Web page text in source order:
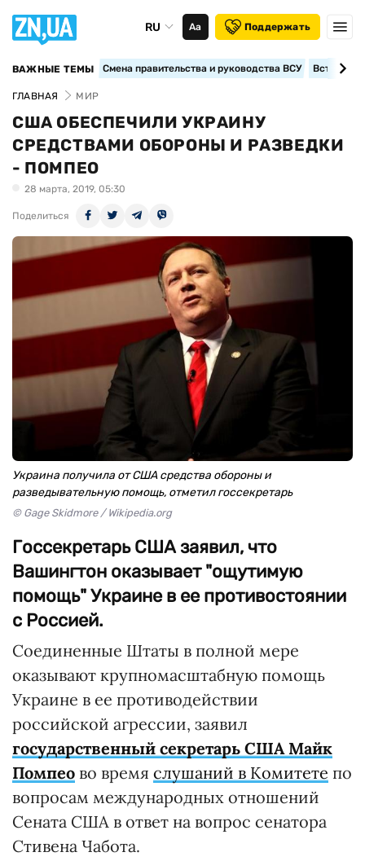
RU Аа Поддержать
ВАЖНЫЕ ТЕМЫ Смена правительства и руководства ВСУ
ГЛАВНАЯ МИР
США ОБЕСПЕЧИЛИ УКРАИНУ
СРЕДСТВАМИ ОБОРОНЫ И РАЗВЕДКИ
- ПОМПЕО
28 марта, 2019, 05:30
Поделиться
Украина получила от США средства обороны и
разведывательную помощь, отметил госсекретарь
© Gage Skidmore / Wikipedia.org
Госсекретарь США заявил, что
Вашингтон оказывает "ощутимую
помощь" Украине в ее противостоянии
с Россией.
Соединенные Штаты в полной мере
оказывают крупномасштабную помощь
Украине в ее противодействии
российской агрессии, заявил
государственный секретарь США Майк
Помпео во время слушаний в Комитете по
вопросам международных отношений
Сената США в ответ на вопрос сенатора
Стивена Чабота.